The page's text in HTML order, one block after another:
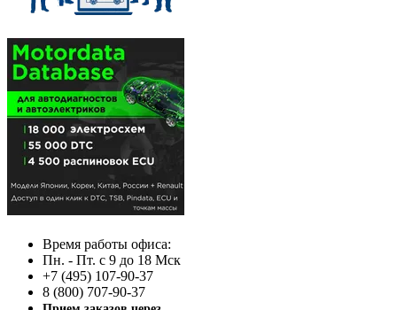
Время работы офиса:
Пн. - Пт. с 9 до 18 Мск
+7 (495) 107-90-37
8 (800) 707-90-37